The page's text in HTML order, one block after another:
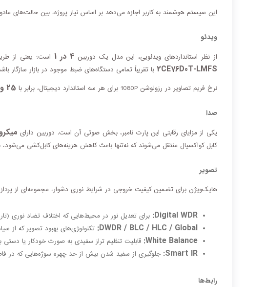
این سیستم هوشمند به کاربر اجازه می‌دهد بر اساس نیاز پروژه، بین حالت‌های
ویدئو
از نظر استانداردهای ویدئویی، این مدل یک دوربین4 در 1 است؛ یعنی از
2CE76D0T-LMFS با تقریباً تمامی دستگاه‌های ضبط موجود در بازار سازگار
نرخ فریم تصاویر در رزولوشن 1080P برای هر سه استاندارد دیجیتال، برابر با
25 و 30 فریم در ثانیه
صدا
یکی از مزایای رقابتی این پارت نامبر، بخش صوتی آن است. دوربین دارای
کابل کواکسیال منتقل می‌شوند که نه‌تنها باعث کاهش هزینه‌های کابل‌کشی
تصویر
هایک‌ویژن برای تضمین کیفیت خروجی در شرایط نوری دشوار، مجموعه‌ای از
Digital WDR: برای تعدیل نور در محیط‌هایی که اختلاف تضاد نوری
DWDR / BLC / HLC / Global: تکنولوژی‌های بهبود تصویر که از
White Balance: قابلیت تنظیم تراز سفیدی به صورت خودکار یا
Smart IR: جلوگیری از سفید شدن بیش از حد چهره سوژه‌هایی که در
رابط‌ها